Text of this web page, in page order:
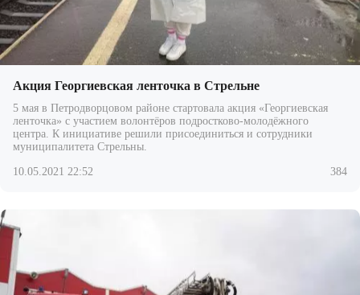
Акция Георгиевская ленточка в Стрельне
5 мая в Петродворцовом районе стартовала акция «Георгиевская
ленточка» с участием волонтёров подростково-молодёжного
центра. К инициативе решили присоединиться и сотрудники
муниципалитета Стрельны.
10.05.2021 22:52 384